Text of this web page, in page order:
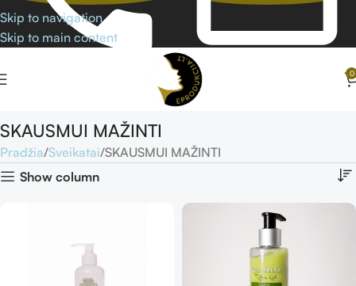
Skip to navigation
Skip to main content
0
SKAUSMUI MAŽINTI
Pradžia Sveikatai SKAUSMUI MAŽINTI
Show column